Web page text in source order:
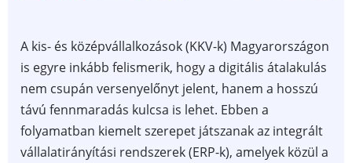
A kis- és középvállalkozások (KKV-k) Magyarországon
is egyre inkább felismerik, hogy a digitális átalakulás
nem csupán versenyelőnyt jelent, hanem a hosszú
távú fennmaradás kulcsa is lehet. Ebben a
folyamatban kiemelt szerepet játszanak az integrált
vállalatirányítási rendszerek (ERP-k), amelyek közül a